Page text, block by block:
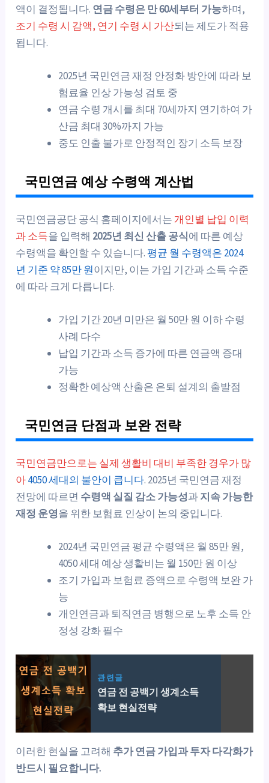
액이 결정됩니다. 연금 수령은 만 60세부터 가능하며,
조기 수령 시 감액, 연기 수령 시 가산되는 제도가 적용
됩니다.
2025년 국민연금 재정 안정화 방안에 따라 보
험료율 인상 가능성 검토 중
연금 수령 개시를 최대 70세까지 연기하여 가
산금 최대 30%까지 가능
중도 인출 불가로 안정적인 장기 소득 보장
국민연금 예상 수령액 계산법
국민연금공단 공식 홈페이지에서는 개인별 납입 이력
과 소득을 입력해 2025년 최신 산출 공식에 따른 예상
수령액을 확인할 수 있습니다. 평균 월 수령액은 2024
년 기준 약 85만 원이지만, 이는 가입 기간과 소득 수준
에 따라 크게 다릅니다.
가입 기간 20년 미만은 월 50만 원 이하 수령
사례 다수
납입 기간과 소득 증가에 따른 연금액 증대
가능
정확한 예상액 산출은 은퇴 설계의 출발점
국민연금 단점과 보완 전략
국민연금만으로는 실제 생활비 대비 부족한 경우가 많
아4050 세대의 불안이 큽니다. 2025년 국민연금 재정
전망에 따르면 수령액 실질 감소 가능성과지속 가능한
재정 운영을 위한 보험료 인상이 논의 중입니다.
2024년 국민연금 평균 수령액은 월 85만 원,
4050 세대 예상 생활비는 월 150만 원 이상
조기 가입과 보험료 증액으로 수령액 보완 가
능
개인연금과 퇴직연금 병행으로 노후 소득 안
정성 강화 필수
관련글
연금 전 공백기 생계소득
확보 현실전략
이러한 현실을 고려해 추가 연금 가입과 투자 다각화가
반드시 필요합니다.